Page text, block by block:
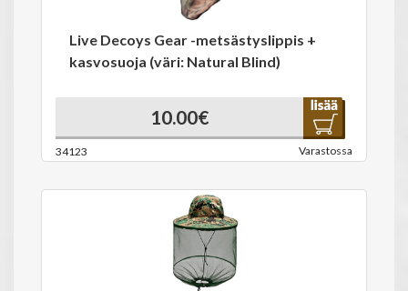
Live Decoys Gear -metsästyslippis +
kasvosuoja (väri: Natural Blind)
10.00€
34123 Varastossa